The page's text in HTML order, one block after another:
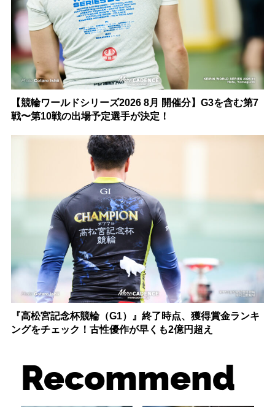
【競輪ワールドシリーズ2026 8月 開催分】G3を含む第7
戦〜第10戦の出場予定選手が決定！
『高松宮記念杯競輪（G1）』終了時点、獲得賞金ランキ
ングをチェック！古性優作が早くも2億円超え
Recommend